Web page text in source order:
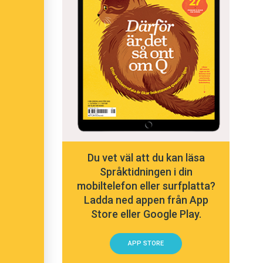
Du vet väl att du kan läsa
Språktidningen i din
mobiltelefon eller surfplatta?
Ladda ned appen från App
Store eller Google Play.
APP STORE